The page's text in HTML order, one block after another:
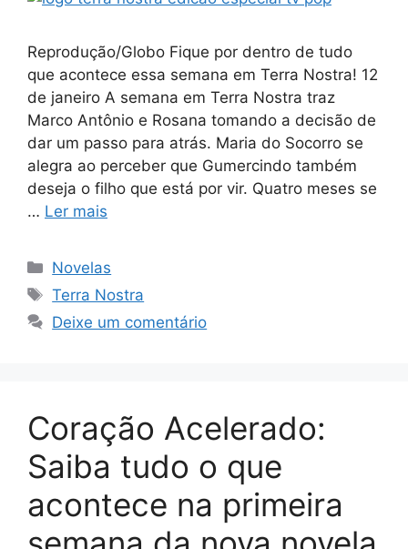
Reprodução/Globo Fique por dentro de tudo
que acontece essa semana em Terra Nostra! 12
de janeiro A semana em Terra Nostra traz
Marco Antônio e Rosana tomando a decisão de
dar um passo para atrás. Maria do Socorro se
alegra ao perceber que Gumercindo também
deseja o filho que está por vir. Quatro meses se
… Ler mais
Categorias
Novelas
Tags
Terra Nostra
Deixe um comentário
Coração Acelerado:
Saiba tudo o que
acontece na primeira